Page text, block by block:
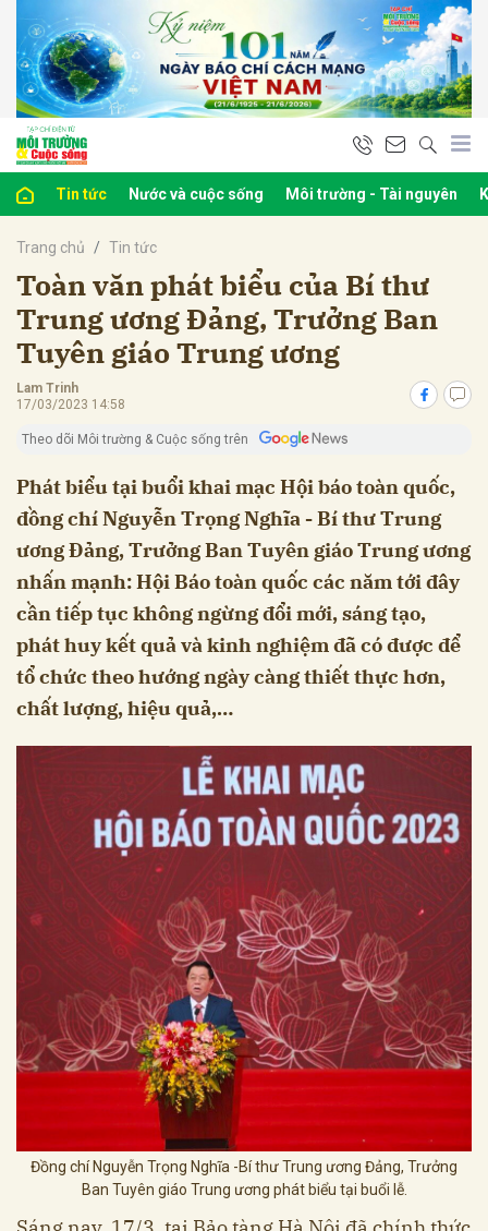
Tin tức Nước và cuộc sống Môi trường - Tài nguyên
Trang chủ Tin tức
Toàn văn phát biểu của Bí thư
Trung ương Đảng, Trưởng Ban
Tuyên giáo Trung ương
Lam Trinh
17/03/2023 14:58
Theo dõi Môi trường & Cuộc sống trên
Phát biểu tại buổi khai mạc Hội báo toàn quốc,
đồng chí Nguyễn Trọng Nghĩa - Bí thư Trung
ương Đảng, Trưởng Ban Tuyên giáo Trung ương
nhấn mạnh: Hội Báo toàn quốc các năm tới đây
cần tiếp tục không ngừng đổi mới, sáng tạo,
phát huy kết quả và kinh nghiệm đã có được để
tổ chức theo hướng ngày càng thiết thực hơn,
chất lượng, hiệu quả,…
Đồng chí Nguyễn Trọng Nghĩa -Bí thư Trung ương Đảng, Trưởng
Ban Tuyên giáo Trung ương phát biểu tại buổi lễ.
luận